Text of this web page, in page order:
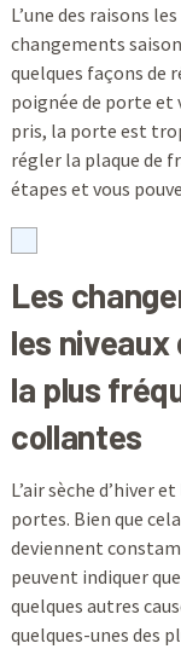
L’une des raisons
changements
quelques façons de
poignée de porte et
pris, la porte est
régler la plaque de
étapes et vous
Les
les niveaux
la plus
collantes
L’air sèche d’hiver
portes. Bien que
deviennent
peuvent indiquer
quelques autres
quelques-unes des